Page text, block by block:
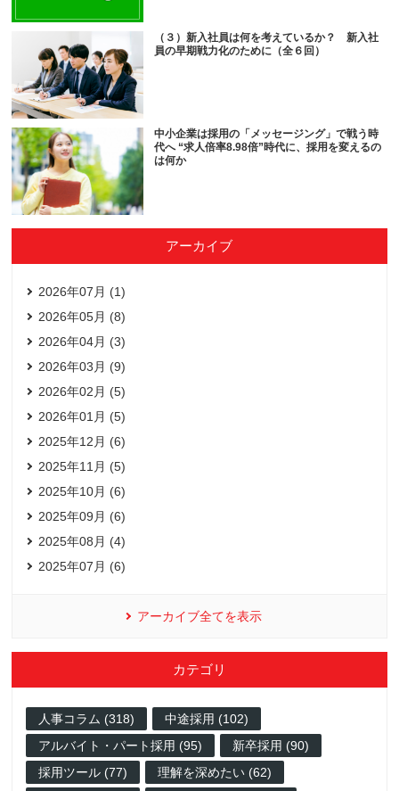
（３）新入社員は何を考えているか？ 新入社
員の早期戦力化のために（全６回）
中小企業は採用の「メッセージング」で戦う時
代へ “求人倍率8.98倍”時代に、採用を変えるの
は何か
アーカイブ
2026年07月 (1)
2026年05月 (8)
2026年04月 (3)
2026年03月 (9)
2026年02月 (5)
2026年01月 (5)
2025年12月 (6)
2025年11月 (5)
2025年10月 (6)
2025年09月 (6)
2025年08月 (4)
2025年07月 (6)
アーカイブ全てを表示
カテゴリ
人事コラム (318)
中途採用 (102)
アルバイト・パート採用 (95)
新卒採用 (90)
採用ツール (77)
理解を深めたい (62)